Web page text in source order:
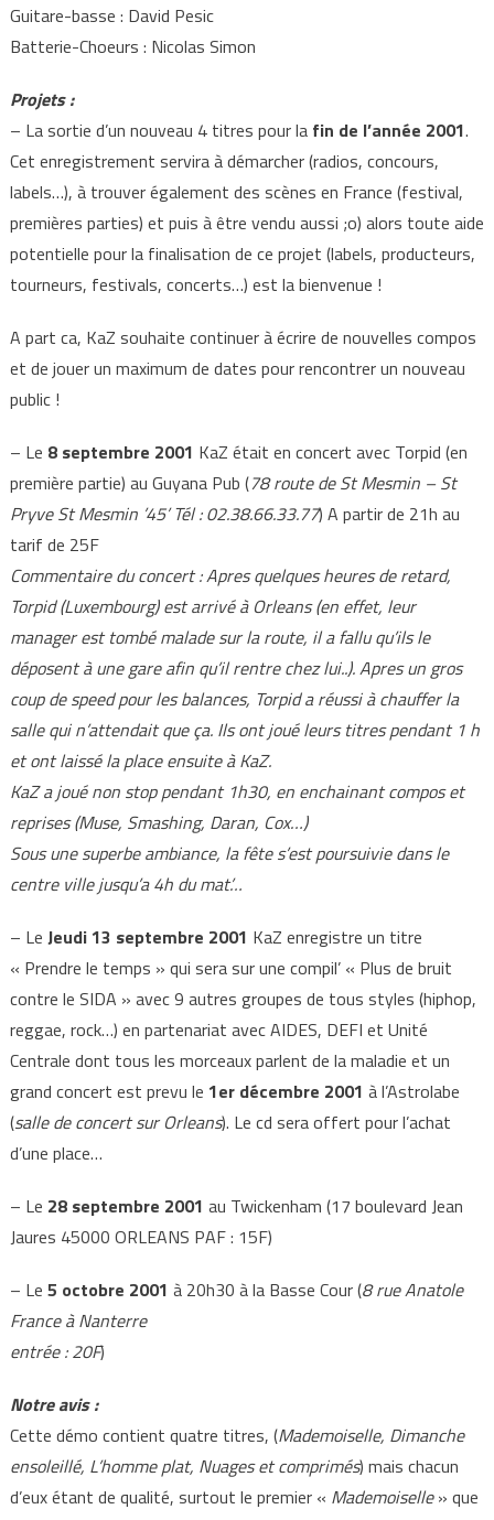
Guitare-basse : David Pesic
Batterie-Choeurs : Nicolas Simon
Projets :
– La sortie d’un nouveau 4 titres pour la fin de l’année 2001.
Cet enregistrement servira à démarcher (radios, concours,
labels…), à trouver également des scènes en France (festival,
premières parties) et puis à être vendu aussi ;o) alors toute aide
potentielle pour la finalisation de ce projet (labels, producteurs,
tourneurs, festivals, concerts…) est la bienvenue !
A part ca, KaZ souhaite continuer à écrire de nouvelles compos
et de jouer un maximum de dates pour rencontrer un nouveau
public !
– Le 8 septembre 2001 KaZ était en concert avec Torpid (en
première partie) au Guyana Pub (78 route de St Mesmin – St
Pryve St Mesmin ’45’ Tél : 02.38.66.33.77) A partir de 21h au
tarif de 25F
Commentaire du concert : Apres quelques heures de retard,
Torpid (Luxembourg) est arrivé à Orleans (en effet, leur
manager est tombé malade sur la route, il a fallu qu’ils le
déposent à une gare afin qu’il rentre chez lui..). Apres un gros
coup de speed pour les balances, Torpid a réussi à chauffer la
salle qui n’attendait que ça. Ils ont joué leurs titres pendant 1 h
et ont laissé la place ensuite à KaZ.
KaZ a joué non stop pendant 1h30, en enchainant compos et
reprises (Muse, Smashing, Daran, Cox…)
Sous une superbe ambiance, la fête s’est poursuivie dans le
centre ville jusqu’a 4h du mat’…
– Le Jeudi 13 septembre 2001 KaZ enregistre un titre
« Prendre le temps » qui sera sur une compil’ « Plus de bruit
contre le SIDA » avec 9 autres groupes de tous styles (hiphop,
reggae, rock…) en partenariat avec AIDES, DEFI et Unité
Centrale dont tous les morceaux parlent de la maladie et un
grand concert est prevu le 1er décembre 2001 à l’Astrolabe
(salle de concert sur Orleans). Le cd sera offert pour l’achat
d’une place…
– Le 28 septembre 2001 au Twickenham (17 boulevard Jean
Jaures 45000 ORLEANS PAF : 15F)
– Le 5 octobre 2001 à 20h30 à la Basse Cour (8 rue Anatole
France à Nanterre
entrée : 20F)
Notre avis :
Cette démo contient quatre titres, (Mademoiselle, Dimanche
ensoleillé, L’homme plat, Nuages et comprimés) mais chacun
d’eux étant de qualité, surtout le premier « Mademoiselle» que